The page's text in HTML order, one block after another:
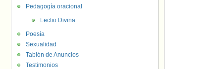
Pedagogía oracional
Lectio Divina
Poesía
Sexualidad
Tablón de Anuncios
Testimonios